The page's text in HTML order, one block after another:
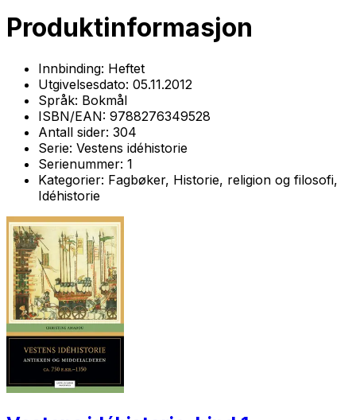
Produktinformasjon
Innbinding: Heftet
Utgivelsesdato: 05.11.2012
Språk: Bokmål
ISBN/EAN: 9788276349528
Antall sider: 304
Serie: Vestens idéhistorie
Serienummer: 1
Kategorier: Fagbøker, Historie, religion og filosofi,
Idéhistorie